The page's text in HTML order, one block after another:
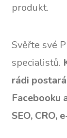
produkt.
Svěřte své
specialistů.
rádi
Facebooku
SEO, CRO,